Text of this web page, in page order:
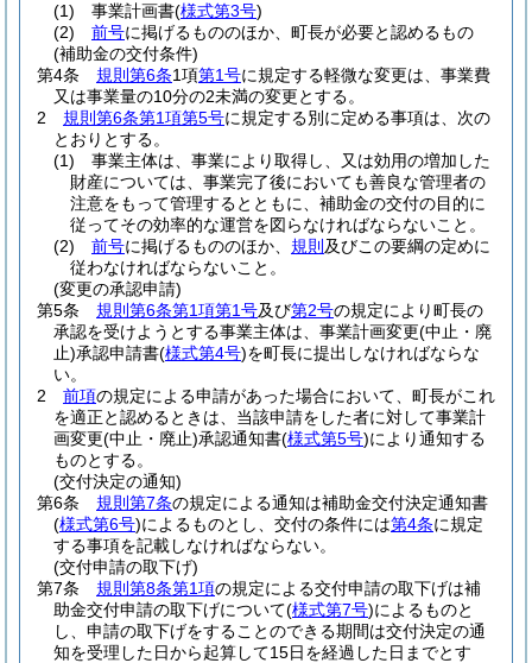
(1)
事業計画書(様式第3号)
(2)
前号に掲げるもののほか、町長が必要と認めるもの
(補助金の交付条件)
第4条
規則第6条1項第1号に規定する軽微な変更は、事業費
又は事業量の10分の2未満の変更とする。
2
規則第6条第1項第5号に規定する別に定める事項は、次の
とおりとする。
(1)
事業主体は、事業により取得し、又は効用の増加した
財産については、事業完了後においても善良な管理者の
注意をもって管理するとともに、補助金の交付の目的に
従ってその効率的な運営を図らなければならないこと。
(2)
前号に掲げるもののほか、 規則 及びこの要綱の定めに
従わなければならないこと。
(変更の承認申請)
第5条
規則第6条第1項第1号及び第2号の規定により町長の
承認を受けようとする事業主体は、事業計画変更(中止・廃
止)承認申請書(様式第4号)を町長に提出しなければならな
い。
2
前項の規定による申請があった場合において、町長がこれ
を適正と認めるときは、当該申請をした者に対して事業計
画変更(中止・廃止)承認通知書(様式第5号)により通知する
ものとする。
(交付決定の通知)
第6条
規則第7条の規定による通知は補助金交付決定通知書
(様式第6号)によるものとし、交付の条件には第4条に規定
する事項を記載しなければならない。
(交付申請の取下げ)
第7条
規則第8条第1項の規定による交付申請の取下げは補
助金交付申請の取下げについて(様式第7号)によるものと
し、申請の取下げをすることのできる期間は交付決定の通
知を受理した日から起算して15日を経過した日までとす